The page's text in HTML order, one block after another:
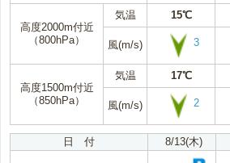
高度2000m付近
（800hPa）
気温 15℃
風(m/s) 3
高度1500m付近
（850hPa）
気温 17℃
風(m/s) 2
日 付 8/13(木)